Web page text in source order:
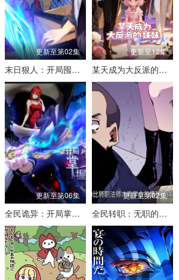
更新至第02集
末日狠人：开局囤积万亿物资
更新至12集
某天成为大反派的妹妹
更新至第06集
全民诡异：开局掌握零元购
更新至第02集
全民转职：无职的我终结了神明！